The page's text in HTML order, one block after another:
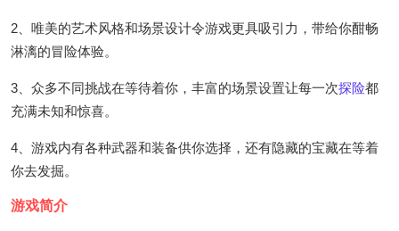
2、唯美的艺术风格和场景设计令游戏更具吸引力，带给你酣畅
淋漓的冒险体验。
3、众多不同挑战在等待着你，丰富的场景设置让每一次探险都
充满未知和惊喜。
4、游戏内有各种武器和装备供你选择，还有隐藏的宝藏在等着
你去发掘。
游戏简介